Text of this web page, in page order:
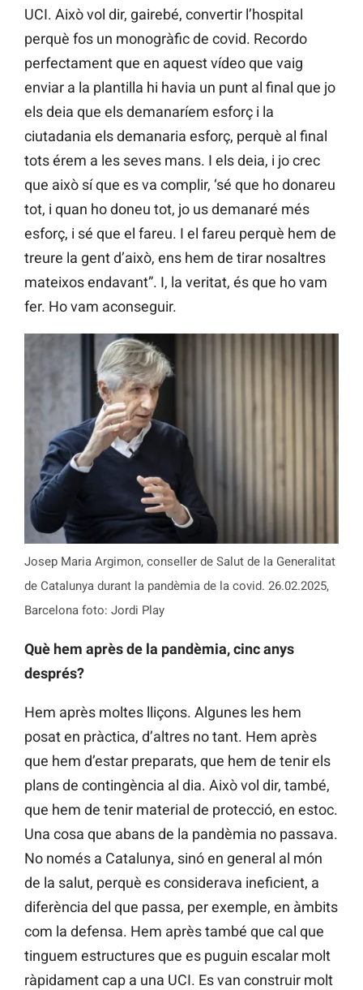
UCI. Això vol dir, gairebé, convertir l’hospital
perquè fos un monogràfic de covid. Recordo
perfectament que en aquest vídeo que vaig
enviar a la plantilla hi havia un punt al final que jo
els deia que els demanaríem esforç i la
ciutadania els demanaria esforç, perquè al final
tots érem a les seves mans. I els deia, i jo crec
que això sí que es va complir, ‘sé que ho donareu
tot, i quan ho doneu tot, jo us demanaré més
esforç, i sé que el fareu. I el fareu perquè hem de
treure la gent d’això, ens hem de tirar nosaltres
mateixos endavant”. I, la veritat, és que ho vam
fer. Ho vam aconseguir.
Josep Maria Argimon, conseller de Salut de la Generalitat
de Catalunya durant la pandèmia de la covid. 26.02.2025,
Barcelona foto: Jordi Play
Què hem après de la pandèmia, cinc anys
després?
Hem après moltes lliçons. Algunes les hem
posat en pràctica, d’altres no tant. Hem après
que hem d’estar preparats, que hem de tenir els
plans de contingència al dia. Això vol dir, també,
que hem de tenir material de protecció, en estoc.
Una cosa que abans de la pandèmia no passava.
No només a Catalunya, sinó en general al món
de la salut, perquè es considerava ineficient, a
diferència del que passa, per exemple, en àmbits
com la defensa. Hem après també que cal que
tinguem estructures que es puguin escalar molt
ràpidament cap a una UCI. Es van construir molt